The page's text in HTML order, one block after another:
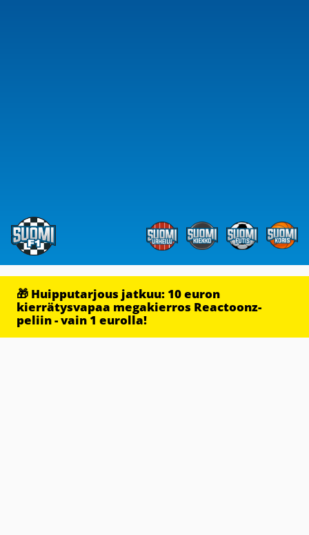
🎁 Huipputarjous jatkuu: 10 euron
kierrätysvapaa megakierros Reactoonz-
peliin - vain 1 eurolla!